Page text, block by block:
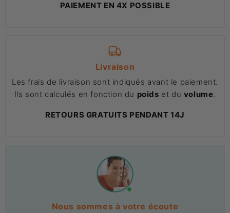
PAIEMENT EN 4X POSSIBLE
Livraison
Les frais de livraison sont indiqués avant le paiement.
Ils sont calculés en fonction du poids et du volume.
RETOURS GRATUITS PENDANT 14J
Nous sommes à votre écoute